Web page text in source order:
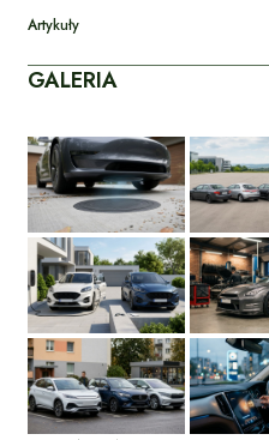
Artykuły
GALERIA